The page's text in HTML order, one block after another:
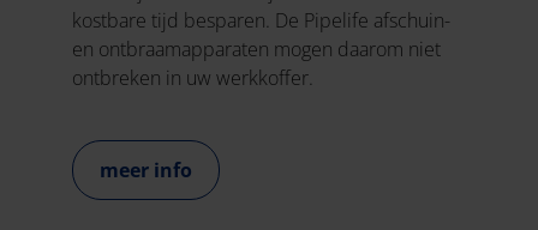
kostbare tijd besparen. De Pipelife afschuin-
en ontbraamapparaten mogen daarom niet
ontbreken in uw werkkoffer.
meer info